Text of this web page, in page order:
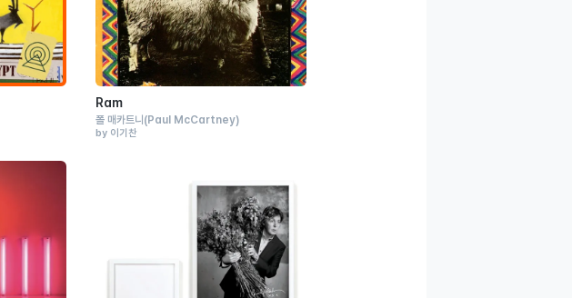
Ram
폴 매카트니 (Paul McCartney)
by 이기찬